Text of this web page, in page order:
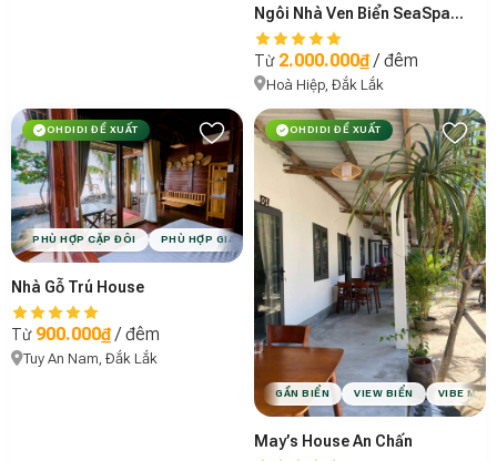
Ngôi Nhà Ven Biển SeaSpace Homestay
Từ 2.000.000₫/ đêm
Hoà Hiệp, Đắk Lắk
OHDIDI ĐỀ XUẤT
PHÙ HỢP CẶP ĐÔI PHÙ HỢP GIA ĐÌNH PHÙ HỢP NHÓM BẠN HỒ BƠI
Nhà Gỗ Trú House
Từ 900.000₫/ đêm
Tuy An Nam, Đắk Lắk
OHDIDI ĐỀ XUẤT
GẦN BIỂN VIEW BIỂN VIBE MỘC
May’s House An Chấn